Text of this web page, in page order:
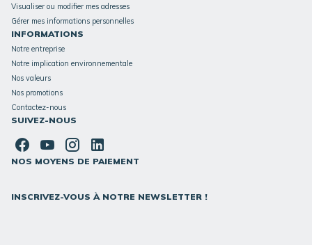
Visualiser ou modifier mes adresses
Gérer mes informations personnelles
INFORMATIONS
Notre entreprise
Notre implication environnementale
Nos valeurs
Nos promotions
Contactez-nous
SUIVEZ-NOUS
NOS MOYENS DE PAIEMENT
INSCRIVEZ-VOUS À NOTRE NEWSLETTER !